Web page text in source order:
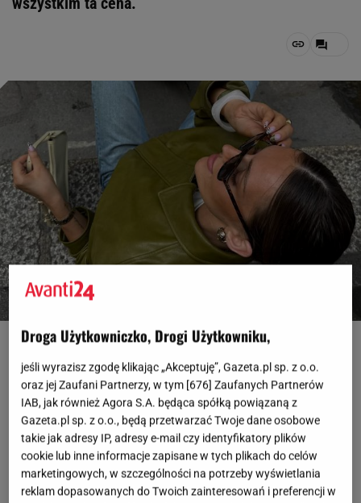
Fot. IG @nadiyalyalko
OTWÓRZ GALERIĘ(3)
Reserved ruszyło z wyprzedażami mid season, a to
świetna okazja, by dużo taniej zakupićkurtkina ten
sezon. Mocną propozycją jest kurtka w odcieniu
zielonej oliwki.
Droga Użytkowniczko, Drogi Użytkowniku,
jeśli wyrazisz zgodę klikając „Akceptuję”, Gazeta.pl sp. z o.o.
oraz jej Zaufani Partnerzy, w tym [676] Zaufanych Partnerów
IAB, jak również Agora S.A. będąca spółką powiązaną z
Gazeta.pl sp. z o.o., będą przetwarzać Twoje dane osobowe
takie jak adresy IP, adresy e-mail czy identyfikatory plików
cookie lub inne informacje zapisane w tych plikach do celów
marketingowych, w szczególności na potrzeby wyświetlania
reklam dopasowanych do Twoich zainteresowań i preferencji w